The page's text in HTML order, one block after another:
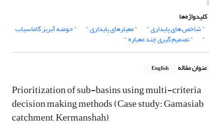
کلیدواژه‌ها
" شاخص های پایداری "
" معیارهای پایداری " " حوضه آبریز گاماسیاب
" " تصمیم گیری چند معیاره "
عنوان مقاله English
Prioritization of sub-basins using multi-criteria
decision making methods (Case study: Gamasiab
catchment, Kermanshah)